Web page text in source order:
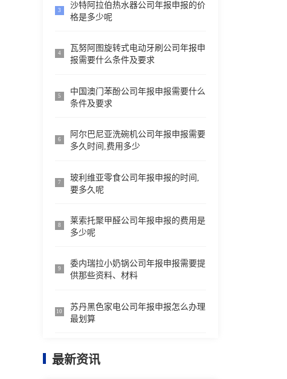
3
沙特阿拉伯热水器公司年报申报的价
格是多少呢
4
瓦努阿图旋转式电动牙刷公司年报申
报需要什么条件及要求
5
中国澳门苯酚公司年报申报需要什么
条件及要求
6
阿尔巴尼亚洗碗机公司年报申报需要
多久时间,费用多少
7
玻利维亚零食公司年报申报的时间,
要多久呢
8
莱索托聚甲醛公司年报申报的费用是
多少呢
9
委内瑞拉小奶锅公司年报申报需要提
供那些资料、材料
10
苏丹黑色家电公司年报申报怎么办理
最划算
最新资讯